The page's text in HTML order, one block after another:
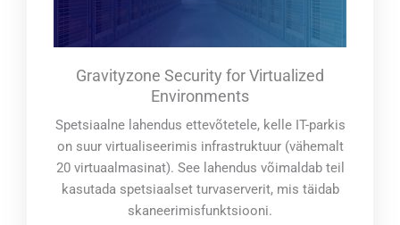
Gravityzone Security for Virtualized
Environments
Spetsiaalne lahendus ettevõtetele, kelle IT-parkis
on suur virtualiseerimis infrastruktuur (vähemalt
20 virtuaalmasinat). See lahendus võimaldab teil
kasutada spetsiaalset turvaserverit, mis täidab
skaneerimisfunktsiooni.